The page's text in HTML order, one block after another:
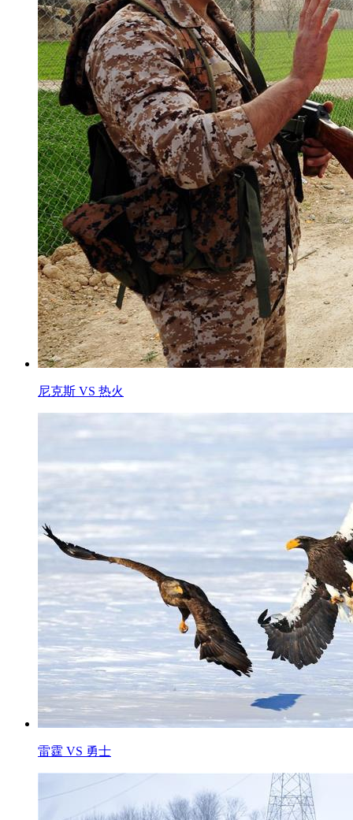
尼克斯 VS 热火
雷霆 VS 勇士